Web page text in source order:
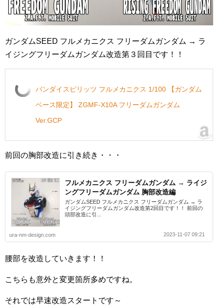
ガンダムSEED フルメカニクス フリーダムガンダム → ラ
イジングフリーダムガンダム改造第３回目です！！
バンダイスピリッツ フルメカニクス 1/100 【ガンダム
ベース限定】 ZGMF-X10A フリーダムガンダム
Ver.GCP
前回の胸部改造に引き続き・・・
フルメカニクス フリーダムガンダム → ライジ
ングフリーダムガンダム 胸部改造編
ガンダムSEED フルメカニクス フリーダムガンダム → ラ
イジングフリーダムガンダム改造第2回目です！！ 前回の
頭部改造に引...
ura-nm-design.com 2023-11-07 09:21
腰部を改造していきます！！
こちらも意外と変更箇所多めですね。
それでは早速改造スタートです～